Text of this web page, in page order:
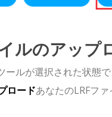
ルのアップ
ールが選択された状態
ロードあなたのLRFファ